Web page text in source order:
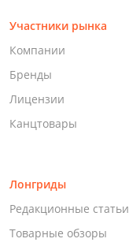
Участники рынка
Компании
Бренды
Лицензии
Канцтовары
Лонгриды
Редакционные статьи
Товарные обзоры